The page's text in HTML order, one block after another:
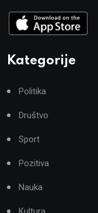
Kategorije
Politika
Društvo
Sport
Pozitiva
Nauka